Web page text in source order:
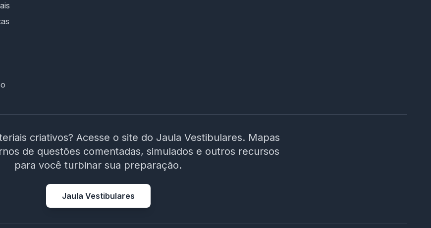
criativos? Acesse o site do Jaula Vestibulares. Mapas
de questões comentadas, simulados e outros recursos
para você turbinar sua preparação.
Jaula Vestibulares